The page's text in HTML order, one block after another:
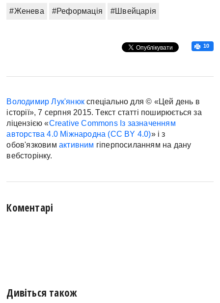
#Женева #Реформація #Швейцарія
10
Володимир Лук'янюк спеціально для © «Цей день в
історії», 7 серпня 2015. Текст статті поширюється за
ліцензією «Creative Commons Із зазначенням
авторства 4.0 Міжнародна (CC BY 4.0)» і з
обов'язковимактивним гіперпосиланням на дану
вебсторінку.
Коментарі
Дивіться також